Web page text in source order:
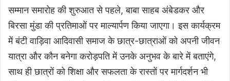
सम्मान समारोह की शुरुआत से पहले, बाबा साहब अंबेडकर और
बिरसा मुंडा की प्रतिमाओं पर माल्यार्पण किया जाएगा। इस कार्यक्रम
में बंटी वाड़िवा आदिवासी समाज के छात्र-छात्राओं को अपनी जीवन
यात्रा और कौन बनेगा करोड़पति में उनके अनुभव के बारे में बताएंगे,
साथ ही छात्रों को शिक्षा और सफलता के रास्तों पर मार्गदर्शन भी